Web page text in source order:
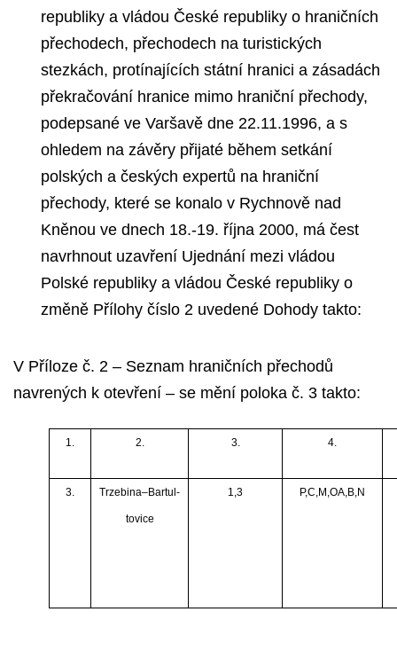
republiky a vládou České republiky o hraničních
přechodech, přechodech na turistických
stezkách, protínajících státní hranici a zásadách
překračování hranice mimo hraniční přechody,
podepsané ve Varšavě dne 22.11.1996, a s
ohledem na závěry přijaté během setkání
polských a českých expertů na hraniční
přechody, které se konalo v Rychnově nad
Kněnou ve dnech 18.-19. října 2000, má čest
navrhnout uzavření Ujednání mezi vládou
Polské republiky a vládou České republiky o
změně Přílohy číslo 2 uvedené Dohody takto:
V Příloze č. 2 – Seznam hraničních přechodů
navrených k otevření – se mění poloka č. 3 takto:
1. 2. 3. 4.
3. Trzebina–Bartul-
tovice
1,3 P,C,M,OA,B,N